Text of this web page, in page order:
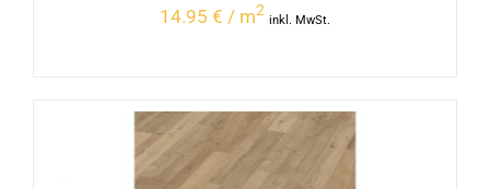
14.95 € / m2
inkl. MwSt.